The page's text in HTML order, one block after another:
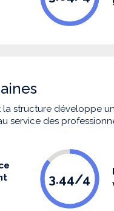
la structure développe
service des
3.44/4